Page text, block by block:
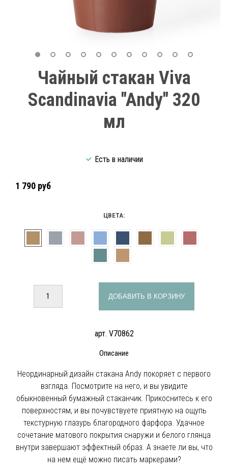
Чайный стакан Viva
Scandinavia "Andy" 320
мл
Есть в наличии
1 790 руб
ЦВЕТА:
ДОБАВИТЬ В КОРЗИНУ
арт. V70862
Описание
Неординарный дизайн стакана Andy покоряет с первого
взгляда. Посмотрите на него, и вы увидите
обыкновенный бумажный стаканчик. Прикоснитесь к его
поверхностям, и вы почувствуете приятную на ощупь
текстурную глазурь благородного фарфора. Удачное
сочетание матового покрытия снаружи и белого глянца
внутри завершают эффектный образ. А знаете ли вы, что
на нем ещё можно писать маркерами?